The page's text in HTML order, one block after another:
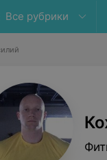
Все рубрики